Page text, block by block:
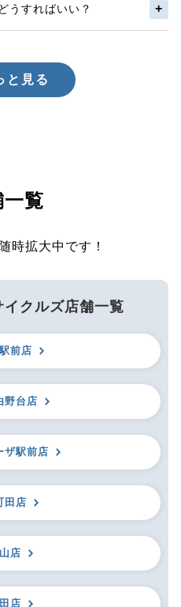
うすればいい？
と見る
一覧
時拡大中です！
クルズ店舗一覧
前店
野台店
ザ駅前店
田店
店
店